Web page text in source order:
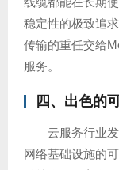
稳定性的极致追
传输的重任交给
服务。
四、出色的
云服务行业
网络基础设施的